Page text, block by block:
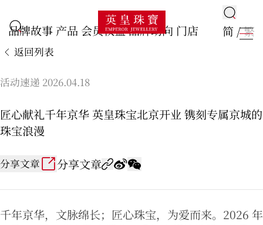
品牌故事 产品 会员权益品牌动向 门店 简 /繁
返回列表
活动速递 2026.04.18
匠心献礼千年京华 英皇珠宝北京开业 镌刻专属京城的
珠宝浪漫
分享文章 分享文章
千年京华，文脉绵长；匠心珠宝，为爱而来。2026 年